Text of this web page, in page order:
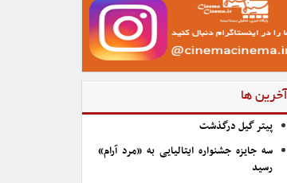
آخرین ها
پیتر گیل درگذشت
سه جایزه جشنواره ایتالیایی به «مرد آرام»
رسید